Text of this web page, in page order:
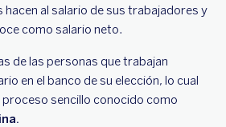
hacen al salario de sus trabajadores y
como salario neto.
de las personas que trabajan
en el banco de su elección, lo cual
proceso sencillo conocido como